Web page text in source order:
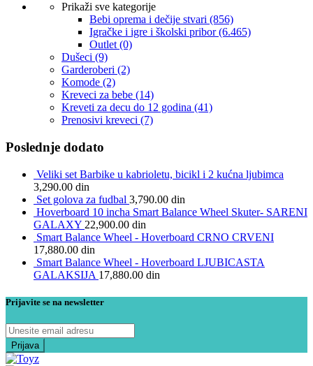
Prikaži sve kategorije
Bebi oprema i dečije stvari (856)
Igračke i igre i školski pribor(6.465)
Outlet (0)
Dušeci (9)
Garderoberi (2)
Komode (2)
Kreveci za bebe (14)
Kreveti za decu do 12 godina (41)
Prenosivi kreveci (7)
Poslednje dodato
Veliki set Barbike u kabrioletu, bicikl i 2 kućna ljubimca
3,290.00 din
Set golova za fudbal 3,790.00 din
Hoverboard 10 incha Smart Balance Wheel Skuter- SARENI
GALAXY 22,900.00 din
Smart Balance Wheel - Hoverboard CRNO CRVENI
17,880.00 din
Smart Balance Wheel - Hoverboard LJUBICASTA
GALAKSIJA 17,880.00 din
Prijavite se na newsletter